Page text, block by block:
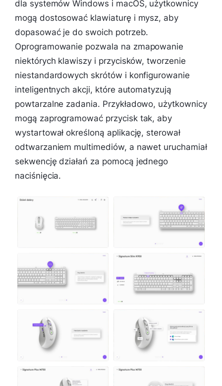
dla systemów Windows i macOS, użytkownicy
mogą dostosować klawiaturę i mysz, aby
dopasować je do swoich potrzeb.
Oprogramowanie pozwala na zmapowanie
niektórych klawiszy i przycisków, tworzenie
niestandardowych skrótów i konfigurowanie
inteligentnych akcji, które automatyzują
powtarzalne zadania. Przykładowo, użytkownicy
mogą zaprogramować przycisk tak, aby
wystartował określoną aplikację, sterował
odtwarzaniem multimediów, a nawet uruchamiał
sekwencję działań za pomocą jednego
naciśnięcia.